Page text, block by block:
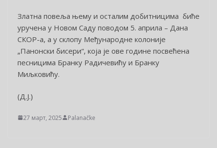
Златна повеља њему и осталим добитницима биће
уручена у Новом Саду поводом 5. априла – Дана
СКОР-а, а у склопу Међународне колоније
„Панонски бисери“, која је ове године посвећена
песницима Бранку Радичевићу и Бранку
Миљковићу.
(Д.Ј.)
27 март, 2025 Palanačke